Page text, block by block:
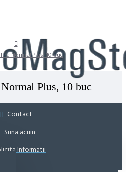
Normal Plus, 10 buc
Plus, 10 buc
Contact
Suna acum
Informatii